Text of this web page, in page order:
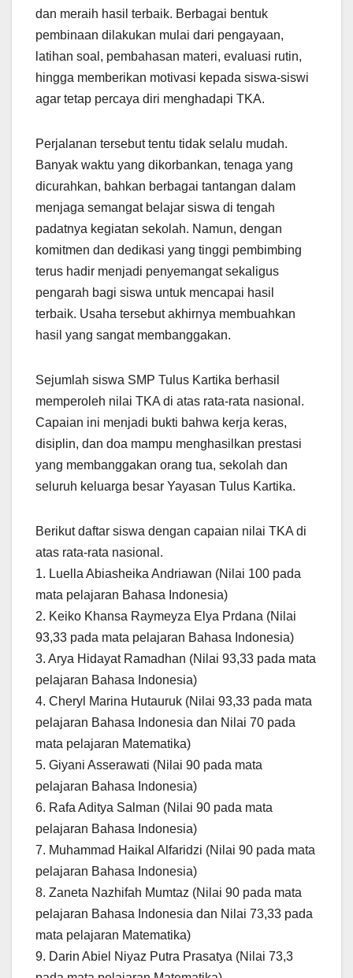
dan meraih hasil terbaik. Berbagai bentuk
pembinaan dilakukan mulai dari pengayaan,
latihan soal, pembahasan materi, evaluasi rutin,
hingga memberikan motivasi kepada siswa-siswi
agar tetap percaya diri menghadapi TKA.
Perjalanan tersebut tentu tidak selalu mudah.
Banyak waktu yang dikorbankan, tenaga yang
dicurahkan, bahkan berbagai tantangan dalam
menjaga semangat belajar siswa di tengah
padatnya kegiatan sekolah. Namun, dengan
komitmen dan dedikasi yang tinggi pembimbing
terus hadir menjadi penyemangat sekaligus
pengarah bagi siswa untuk mencapai hasil
terbaik. Usaha tersebut akhirnya membuahkan
hasil yang sangat membanggakan.
Sejumlah siswa SMP Tulus Kartika berhasil
memperoleh nilai TKA di atas rata-rata nasional.
Capaian ini menjadi bukti bahwa kerja keras,
disiplin, dan doa mampu menghasilkan prestasi
yang membanggakan orang tua, sekolah dan
seluruh keluarga besar Yayasan Tulus Kartika.
Berikut daftar siswa dengan capaian nilai TKA di
atas rata-rata nasional.
1. Luella Abiasheika Andriawan (Nilai 100 pada
mata pelajaran Bahasa Indonesia)
2. Keiko Khansa Raymeyza Elya Prdana (Nilai
93,33 pada mata pelajaran Bahasa Indonesia)
3. Arya Hidayat Ramadhan (Nilai 93,33 pada mata
pelajaran Bahasa Indonesia)
4. Cheryl Marina Hutauruk (Nilai 93,33 pada mata
pelajaran Bahasa Indonesia dan Nilai 70 pada
mata pelajaran Matematika)
5. Giyani Asserawati (Nilai 90 pada mata
pelajaran Bahasa Indonesia)
6. Rafa Aditya Salman (Nilai 90 pada mata
pelajaran Bahasa Indonesia)
7. Muhammad Haikal Alfaridzi (Nilai 90 pada mata
pelajaran Bahasa Indonesia)
8. Zaneta Nazhifah Mumtaz (Nilai 90 pada mata
pelajaran Bahasa Indonesia dan Nilai 73,33 pada
mata pelajaran Matematika)
9. Darin Abiel Niyaz Putra Prasatya (Nilai 73,3